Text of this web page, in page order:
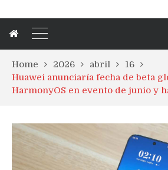
Home 2026 abril
16
Huawei anunciaría fecha de beta
HarmonyOS en evento de junio y